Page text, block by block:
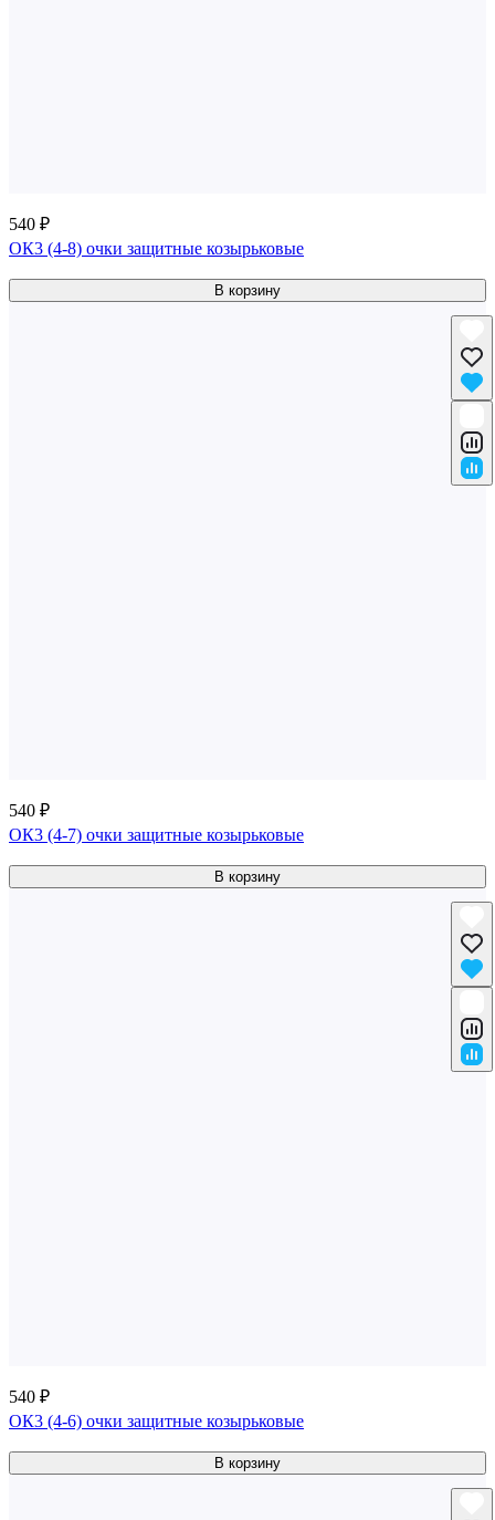
540 ₽
ОК3 (4-8) очки защитные козырьковые
В корзину
540 ₽
ОК3 (4-7) очки защитные козырьковые
В корзину
540 ₽
ОК3 (4-6) очки защитные козырьковые
В корзину